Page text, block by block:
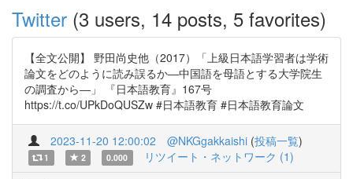
Twitter (3 users, 14 posts, 5 favorites)
【全文公開】 野田尚史他（2017）「上級日本語学習者は学術
論文をどのように読み誤るか―中国語を母語とする大学院生
の調査から―」 『日本語教育』167号
https://t.co/UPkDoQUSZw #日本語教育 #日本語教育論文
2023-11-20 12:00:02 @NKGgakkaishi (投稿一覧)
1 2 0.000 リツイート・ネットワーク (1)